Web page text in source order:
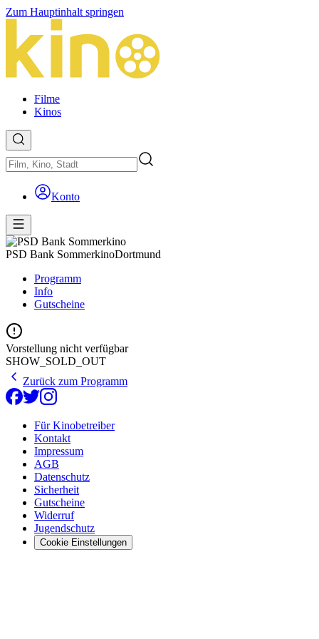
Zum Hauptinhalt springen
Filme
Kinos
Konto
PSD Bank SommerkinoDortmund
Programm
Info
Gutscheine
Vorstellung nicht verfügbar
SHOW_SOLD_OUT
Zurück zum Programm
Für Kinobetreiber
Kontakt
Impressum
AGB
Datenschutz
Sicherheit
Gutscheine
Widerruf
Jugendschutz
Cookie Einstellungen